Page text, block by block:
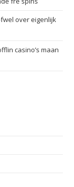
over eigenlijk
casino’s maan